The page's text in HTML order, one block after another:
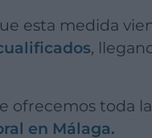
esta medida
,
ofrecemos toda
en Málaga.